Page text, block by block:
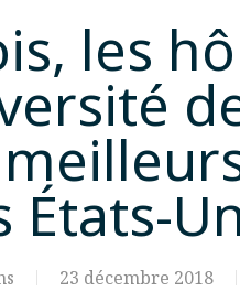
les
États-
23 décembre 2018